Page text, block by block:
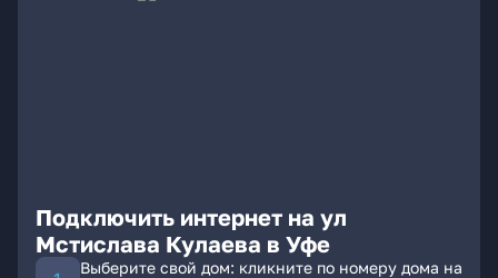
Подключить интернет на ул
Мстислава Кулаева в Уфе
Выберите свой дом: кликните по номеру дома на